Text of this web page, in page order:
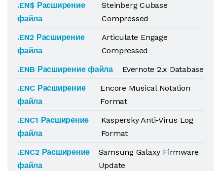
.EN$ Расширение
файла
Steinberg Cubase
Compressed
.EN2 Расширение
файла
Articulate Engage
Compressed
.ENB Расширение файла
Evernote 2.x Database
.ENC Расширение
файла
Encore Musical Notation
Format
.ENC1 Расширение
файла
Kaspersky Anti-Virus Log
Format
.ENC2 Расширение
файла
Samsung Galaxy Firmware
Update